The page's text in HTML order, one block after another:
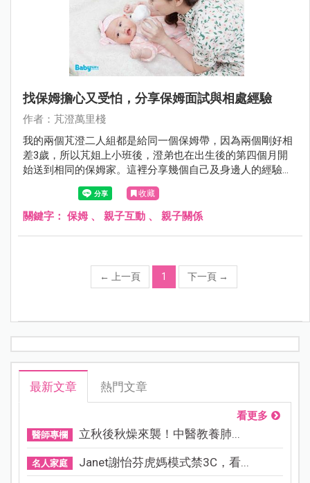
找保姆擔心又受怕，分享保姆面試與相處經驗
作者：芃澄萬里棧
我的兩個芃澄二人組都是給同一個保姆帶，因為兩個剛好相
差3歲，所以芃姐上小班後，澄弟也在出生後的第四個月開
始送到相同的保姆家。這裡分享幾個自己及身邊人的經驗提
供未來有需求的媽媽參考。
收藏
關鍵字： 保姆、 親子互動 、 親子關係
← 上一頁 1 下一頁 →
最新文章 熱門文章
看更多
醫師專欄 立秋後秋燥來襲！中醫教養肺...
名人家庭 Janet謝怡芬虎媽模式禁3C，看...